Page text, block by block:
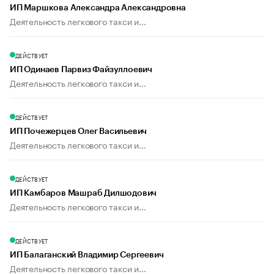
ИП Маршкова Александра Александровна
Деятельность легкового такси и...
ДЕЙСТВУЕТ
ИП Одинаев Парвиз Файзуллоевич
Деятельность легкового такси и...
ДЕЙСТВУЕТ
ИП Почежерцев Олег Васильевич
Деятельность легкового такси и...
ДЕЙСТВУЕТ
ИП Камбаров Машраб Дилшодович
Деятельность легкового такси и...
ДЕЙСТВУЕТ
ИП Балаганский Владимир Сергеевич
Деятельность легкового такси и...